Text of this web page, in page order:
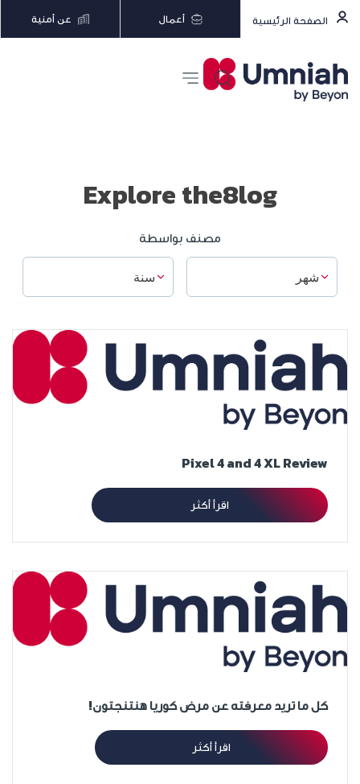
الصفحة الرئيسية أعمال عن أمنية
Explore the8log
مصنف بواسطة
Pixel 4 and 4 XL Review
اقرأ أكثر
كل ما تريد معرفته عن مرض كوريا هنتنجتون!
اقرأ أكثر